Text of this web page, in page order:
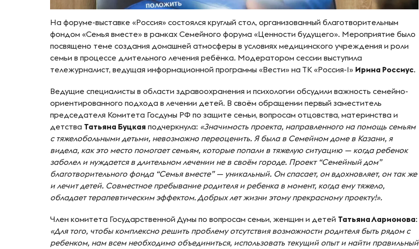
На форуме-выставке «Россия» состоялся круглый стол, организованный благотворительным
фондом «Семья вместе» в рамках Семейного форума «Ценности будущего». Мероприятие было
посвящено теме создания домашней атмосферы в условиях медицинского учреждения и роли
семьи в процессе длительного лечения ребёнка. Модератором сессии выступила
тележурналист, ведущая информационной программы «Вести» на ТК «Россия-1» Ирина Россиус.
Ведущие специалисты в области здравоохранения и психологии обсудили важность семейно-
ориентированного подхода в лечении детей. В своём обращении первый заместитель
председателя Комитета Госдумы РФ по защите семьи, вопросам отцовства, материнства и
детства Татьяна Буцкая подчеркнула: «Значимость проекта, направленного на помощь семьям
с тяжелобольными детьми, невозможно переоценить. Я была в Семейном доме в Казани, я
видела, как это место помогает семьям, которые попали в тяжелую ситуацию — когда ребенок
заболел и нуждается в длительном лечении не в своём городе. Проект “Семейный дом”
благотворительного фонда “Семья вместе” — уникальный. Он спасает, он вдохновляет, он так же
и лечит детей. Совместное пребывание родителя и ребенка в момент, когда ему тяжело,
обладает терапевтическим эффектом. Добрых лет жизни этому прекрасному проекту!».
Член комитета Государственной Думы по вопросам семьи, женщин и детей Татьяна Ларионова:
«Для того, чтобы комплексно решить проблему отсутствия возможности родителя быть рядом с
ребенком, нам всем необходимо объединиться, использовать текущий опыт и найти правильный